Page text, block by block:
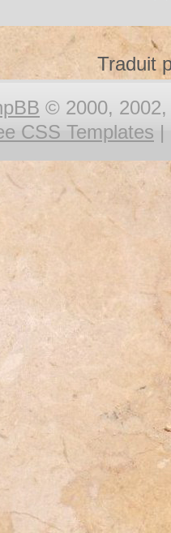
Traduit
© 2000, 2002,
CSS Templates |